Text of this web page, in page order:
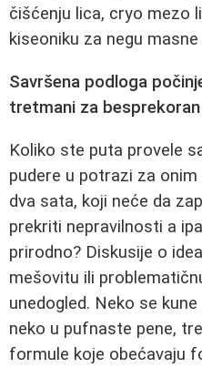
čišćenju lica, cryo mezo
kiseoniku za negu
Savršena podloga
tretmani za
Koliko ste puta provele
pudere u potrazi za
dva sata, koji neće da
prekriti nepravilnosti a
prirodno? Diskusije o
mešovitu ili
unedogled. Neko se
neko u pufnaste pene,
formule koje obećavaju